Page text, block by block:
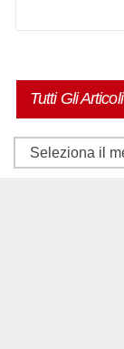
Tutti Gli Articoli
Tutti